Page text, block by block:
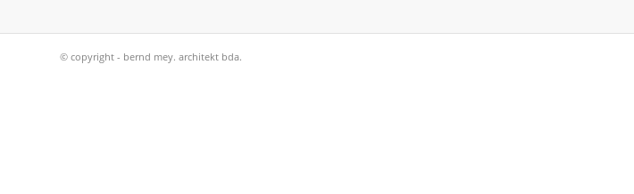
© copyright - bernd mey. architekt bda.